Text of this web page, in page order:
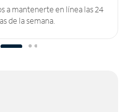
a mantenerte en línea las 24
de la semana.